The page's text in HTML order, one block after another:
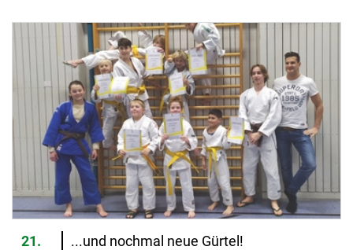
21.
...und nochmal neue Gürtel!